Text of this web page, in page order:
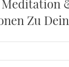
Meditation
Zu